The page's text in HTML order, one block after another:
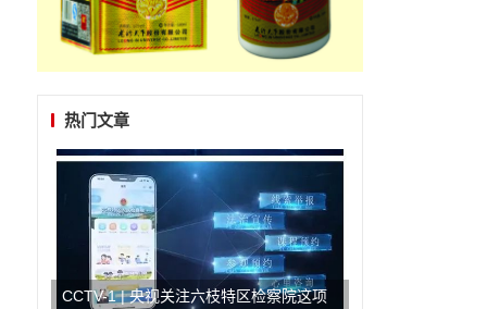
热门文章
CCTV-1 | 央视关注六枝特区检察院这项